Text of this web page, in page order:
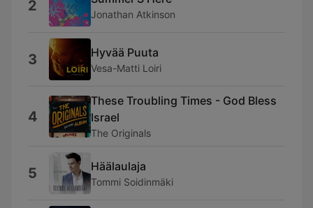
2 Jonathan Atkinson
3 Hyvää Puuta
Vesa-Matti Loiri
4
These Troubling Times - God Bless
Israel
The Originals
5 Häälaulaja
Tommi Soidinmäki